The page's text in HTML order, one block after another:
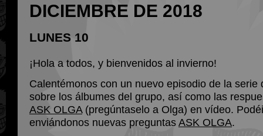
DICIEMBRE DE 2018
LUNES 10
¡Hola a todos, y bienvenidos al invierno!
Calentémonos con un nuevo episodio de la serie
sobre los álbumes del grupo, así como las
ASK OLGA(pregúntaselo a Olga) en vídeo.
enviándonos nuevas preguntasASK OLGA.